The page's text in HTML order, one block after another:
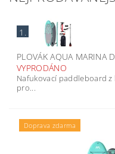
1.
PLOVÁK AQUA MARINA
VYPRODÁNO
Nafukovací paddleboard z
pro...
Doprava zdarma